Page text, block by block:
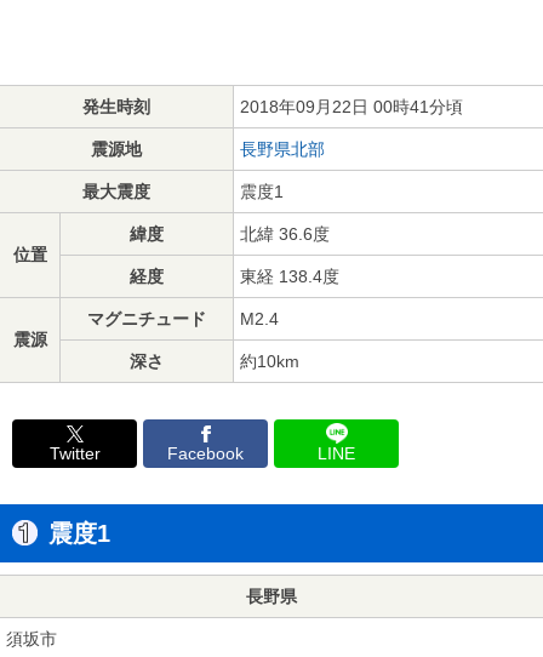
発生時刻 2018年09月22日 00時41分頃
震源地 長野県北部
最大震度 震度1
位置
緯度 北緯 36.6度
経度 東経 138.4度
震源
マグニチュード M2.4
深さ 約10km
Twitter Facebook LINE
震度1
長野県
須坂市